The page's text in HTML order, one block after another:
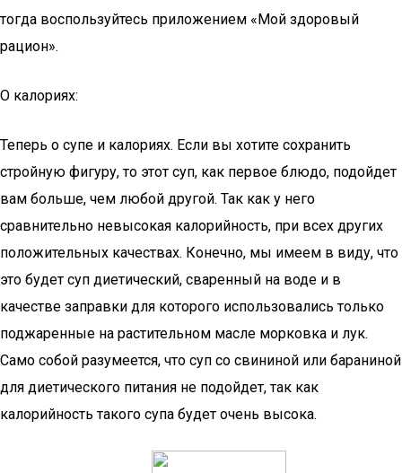
тогда воспользуйтесь приложением «Мой здоровый
рацион».
О калориях:
Теперь о супе и калориях. Если вы хотите сохранить
стройную фигуру, то этот суп, как первое блюдо, подойдет
вам больше, чем любой другой. Так как у него
сравнительно невысокая калорийность, при всех других
положительных качествах. Конечно, мы имеем в виду, что
это будет суп диетический, сваренный на воде и в
качестве заправки для которого использовались только
поджаренные на растительном масле морковка и лук.
Само собой разумеется, что суп со свининой или бараниной
для диетического питания не подойдет, так как
калорийность такого супа будет очень высока.